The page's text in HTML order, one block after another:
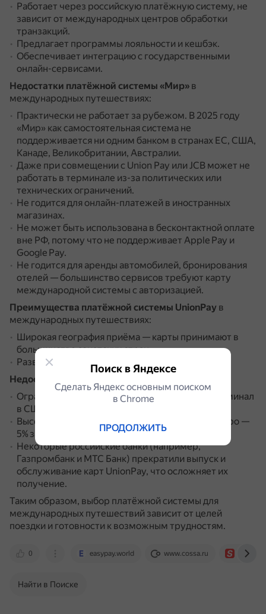
Работает через российскую платёжную систему, не
зависит от международных центров обработки
транзакций.
Предлагает программы лояльности и кешбэк.
Обеспечивает интеграцию с государственными
онлайн-сервисами.
Недостатки платёжной системы «Мир» в
международных путешествиях:
Практически не работает за рубежом. В 2025 году
«Мир» как самостоятельная система не
поддерживается ни одним банком в странах ЕС, США,
Канаде, Великобритании, Австралии.
Даже при совмещении с Union Pay или JCB может не
работать в терминале из-за политических или
технических ограничений.
Не годится для онлайн-платежей в иностранных
магазинах.
Не может быть использована в бесконтактной оплате
вне РФ, потому что не поддерживает Apple Pay и
Google Pay.
Не годится для аренды автомобилей, бронирования
отелей — большинство сервисов требуют карту
международной системы с авторизацией.
Преимущества платёжной системы UnionPay в
международных путешествиях:
Широкая география приёма — карты принимают в
большинстве азиатских стран.
Развитая сеть терминалов в Азии.
Недостатки платёжной системы UnionPay
Ограниченная работа — найти работающий терминал
в США или Европе непросто.
Высокие комиссии при работе с долларами и евро —
5% за снятие наличных (минимум |$5 или €5).
Некоторые российские банки (например,
Газпромбанк и МТС Банк) прекратили выпуск и
обслуживание карт UnionPay, что осложняет их
получение.
Таким образом, выбор платёжной системы для
международных путешествий зависит от целей
поездки и готовности к возможным трудностям.
0 easypay.world www.cossa.ru
Найти в Поиске
Поиск в Яндексе
Сделать Яндекс основным поиском
в Сhrome
ПРОДОЛЖИТЬ